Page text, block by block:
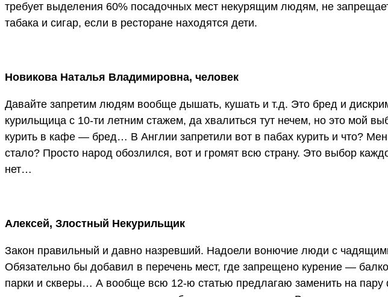
требует выделения 60% посадочных мест некурящим людям, не
табака и сигар, если в ресторане находятся дети.
Новикова Наталья Владимировна, человек
Давайте запретим людям вообще дышать, кушать и т.д. Это бред и
курильщица с 10-ти летним стажем, да хвалиться тут нечем, но это мой
курить в кафе — бред… В Англии запретили вот в пабах курить и что?
стало? Просто народ обозлился, вот и громят всю страну. Это выбор
нет…
Алексей, Злостный Некурильщик
Закон правильный и давно назревший. Надоели вонючие люди с
Обязательно бы добавил в перечень мест, где запрещено курение —
парки и скверы… А вообще всю 12-ю статью предлагаю заменить на пару